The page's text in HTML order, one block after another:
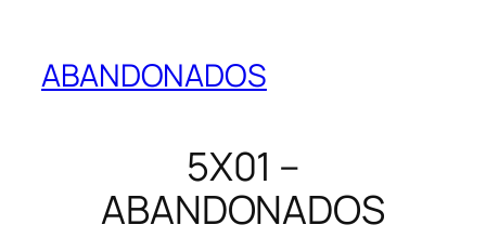
ABANDONADOS
5X01 –
ABANDONADOS